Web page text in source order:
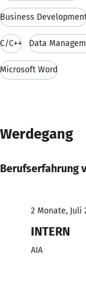
Business
C/C++ Data
Microsoft Word
Werdegang
Berufserfahrung
2 Monate, Juli
INTERN
AIA